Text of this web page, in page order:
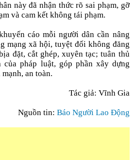
này đã nhận thức rõ sai phạm, gỡ
và cam kết không tái phạm.
cáo mỗi người dân cần nâng
mạng xã hội, tuyệt đối không đăng
đặt, cắt ghép, xuyên tạc; tuân thủ
của pháp luật, góp phần xây dựng
an toàn.
Tác giả: Vĩnh Gia
Nguồn tin: Báo Người Lao Động